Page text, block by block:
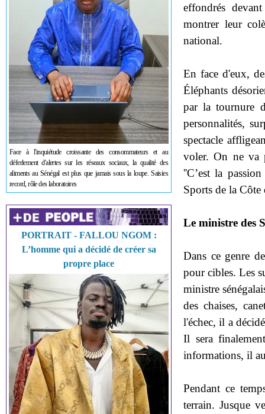
Face à l'inquiétude croissante des consommateurs et au
déferlement d'alertes sur les réseaux sociaux, la qualité des
aliments au Sénégal est plus que jamais sous la loupe. Saisies
record, rôle des laboratoires
PORTRAIT - FALLOU NGOM :
L’homme qui a décidé de créer sa
propre place
effondrés
montrer leur
national.
En face d'eux,
Éléphants
par la tournure
personnalités,
spectacle
voler. On ne va
''C’est la
Sports de la
Le ministre des
Dans ce genre
pour cibles. Les
ministre
des chaises,
l'échec, il a
Il sera
informations, il
Pendant ce
terrain. Jusque